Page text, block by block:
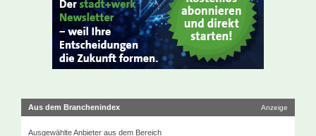
Aus dem Branchenindex Anzeige
Ausgewählte Anbieter aus dem Bereich